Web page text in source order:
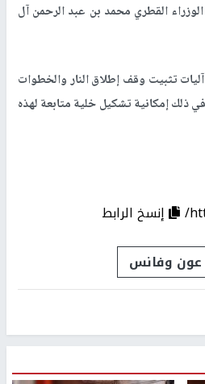
القطري محمد بن عبد الرحمن آل
تثبيت وقف إطلاق النار والخطوات
ذلك إمكانية تشكيل خلية متابعة لهذه
إنسخ الرابط
عون وفانس